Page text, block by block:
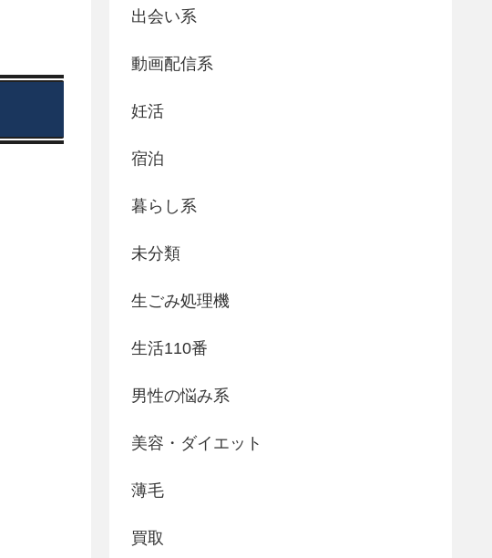
出会い系
動画配信系
妊活
宿泊
暮らし系
未分類
生ごみ処理機
生活110番
男性の悩み系
美容・ダイエット
薄毛
買取